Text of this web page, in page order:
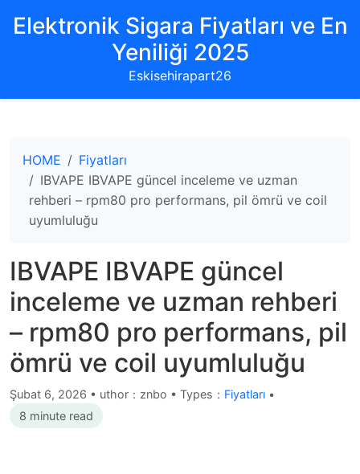
Elektronik Sigara Fiyatları ve En
Yeniliği 2025
Eskisehirapart26
HOME
Fiyatları
IBVAPE IBVAPE güncel inceleme ve uzman
rehberi – rpm80 pro performans, pil ömrü ve coil
uyumluluğu
IBVAPE IBVAPE güncel
inceleme ve uzman rehberi
– rpm80 pro performans, pil
ömrü ve coil uyumluluğu
Şubat 6, 2026 • uthor：znbo • Types： Fiyatları •
8 minute read